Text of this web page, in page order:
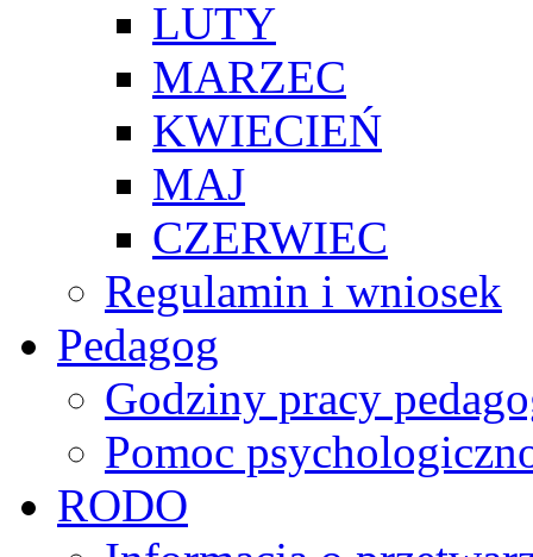
LUTY
MARZEC
KWIECIEŃ
MAJ
CZERWIEC
Regulamin i wniosek
Pedagog
Godziny pracy
Pomoc
RODO